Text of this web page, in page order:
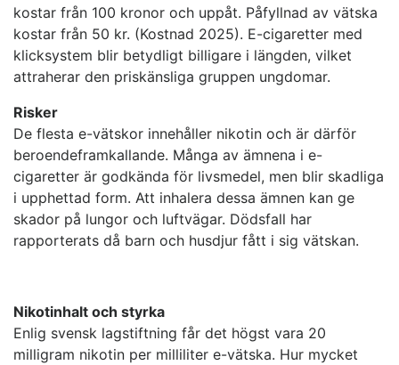
kostar från 100 kronor och uppåt. Påfyllnad av vätska
kostar från 50 kr. (Kostnad 2025). E-cigaretter med
klicksystem blir betydligt billigare i längden, vilket
attraherar den priskänsliga gruppen ungdomar.
Risker
De flesta e-vätskor innehåller nikotin och är därför
beroendeframkallande. Många av ämnena i e-
cigaretter är godkända för livsmedel, men blir skadliga
i upphettad form. Att inhalera dessa ämnen kan ge
skador på lungor och luftvägar. Dödsfall har
rapporterats då barn och husdjur fått i sig vätskan.
Nikotinhalt och styrka
Enlig svensk lagstiftning får det högst vara 20
milligram nikotin per milliliter e-vätska. Hur mycket